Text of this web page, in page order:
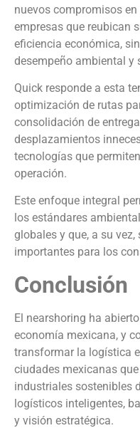
nuevos compromisos
empresas que reubican
eficiencia económica,
desempeño ambiental y
Quick responde a esta
optimización de rutas
consolidación de
desplazamientos
tecnologías que
operación.
Este enfoque integral
los estándares
globales y que, a su
importantes para los
Conclusión
El nearshoring ha
economía mexicana, y
transformar la logística
ciudades mexicanas
industriales sostenibles
logísticos inteligentes,
y visión estratégica.